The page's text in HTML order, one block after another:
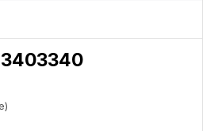
3403340